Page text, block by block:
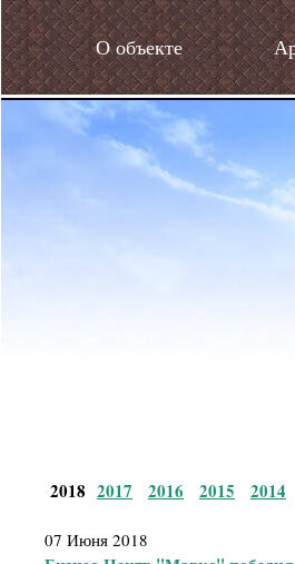
О объекте
2018 2017 2016 2015 2014
07 Июня 2018